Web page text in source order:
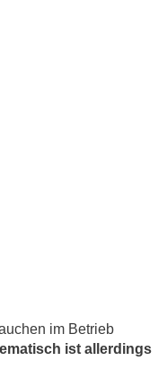
im Betrieb
ist allerdings